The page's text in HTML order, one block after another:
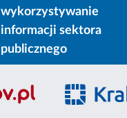
wykorzystywanie
informacji sektora
publicznego